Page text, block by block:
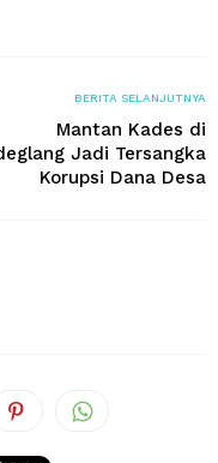
BERITA SELANJUTNYA
Mantan Kades di
Jadi Tersangka
Korupsi Dana Desa